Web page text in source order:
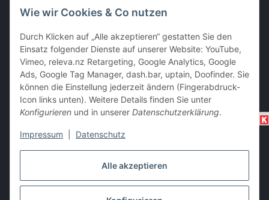
Alle akzeptieren
Wie wir Cookies & Co nutzen
Durch Klicken auf „Alle akzeptieren“ gestatten Sie den
Einsatz folgender Dienste auf unserer Website: YouTube,
Vimeo, releva.nz Retargeting, Google Analytics, Google
Ads, Google Tag Manager, dash.bar, uptain, Doofinder. Sie
können die Einstellung jederzeit ändern (Fingerabdruck-
Icon links unten). Weitere Details finden Sie unter
Konfigurieren und in unserer Datenschutzerklärung.
Impressum Datenschutz
EC & Kreditkartenzahlung bei Abholung
Barzahlung bei Abholung
Vertrag widerrufen